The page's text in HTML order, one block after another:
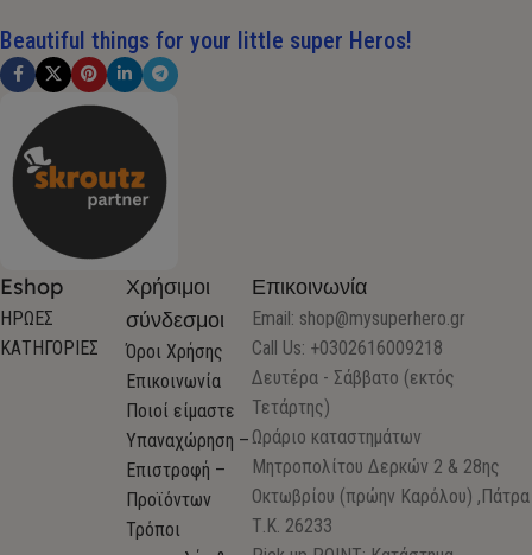
Beautiful things for your little super Heros!
Eshop
ΗΡΩΕΣ
ΚΑΤΗΓΟΡΙΕΣ
Χρήσιμοι
σύνδεσμοι
Όροι Χρήσης
Επικοινωνία
Ποιοί είμαστε
Υπαναχώρηση –
Επιστροφή –
Προϊόντων
Τρόποι
Επικοινωνία
Email: shop@mysuperhero.gr
Call Us: +0302616009218
Δευτέρα - Σάββατο (εκτός
Τετάρτης)
Ωράριο καταστημάτων
Μητροπολίτου Δερκών 2 & 28ης
Οκτωβρίου (πρώην Καρόλου) ,Πάτρα
Τ.Κ. 26233